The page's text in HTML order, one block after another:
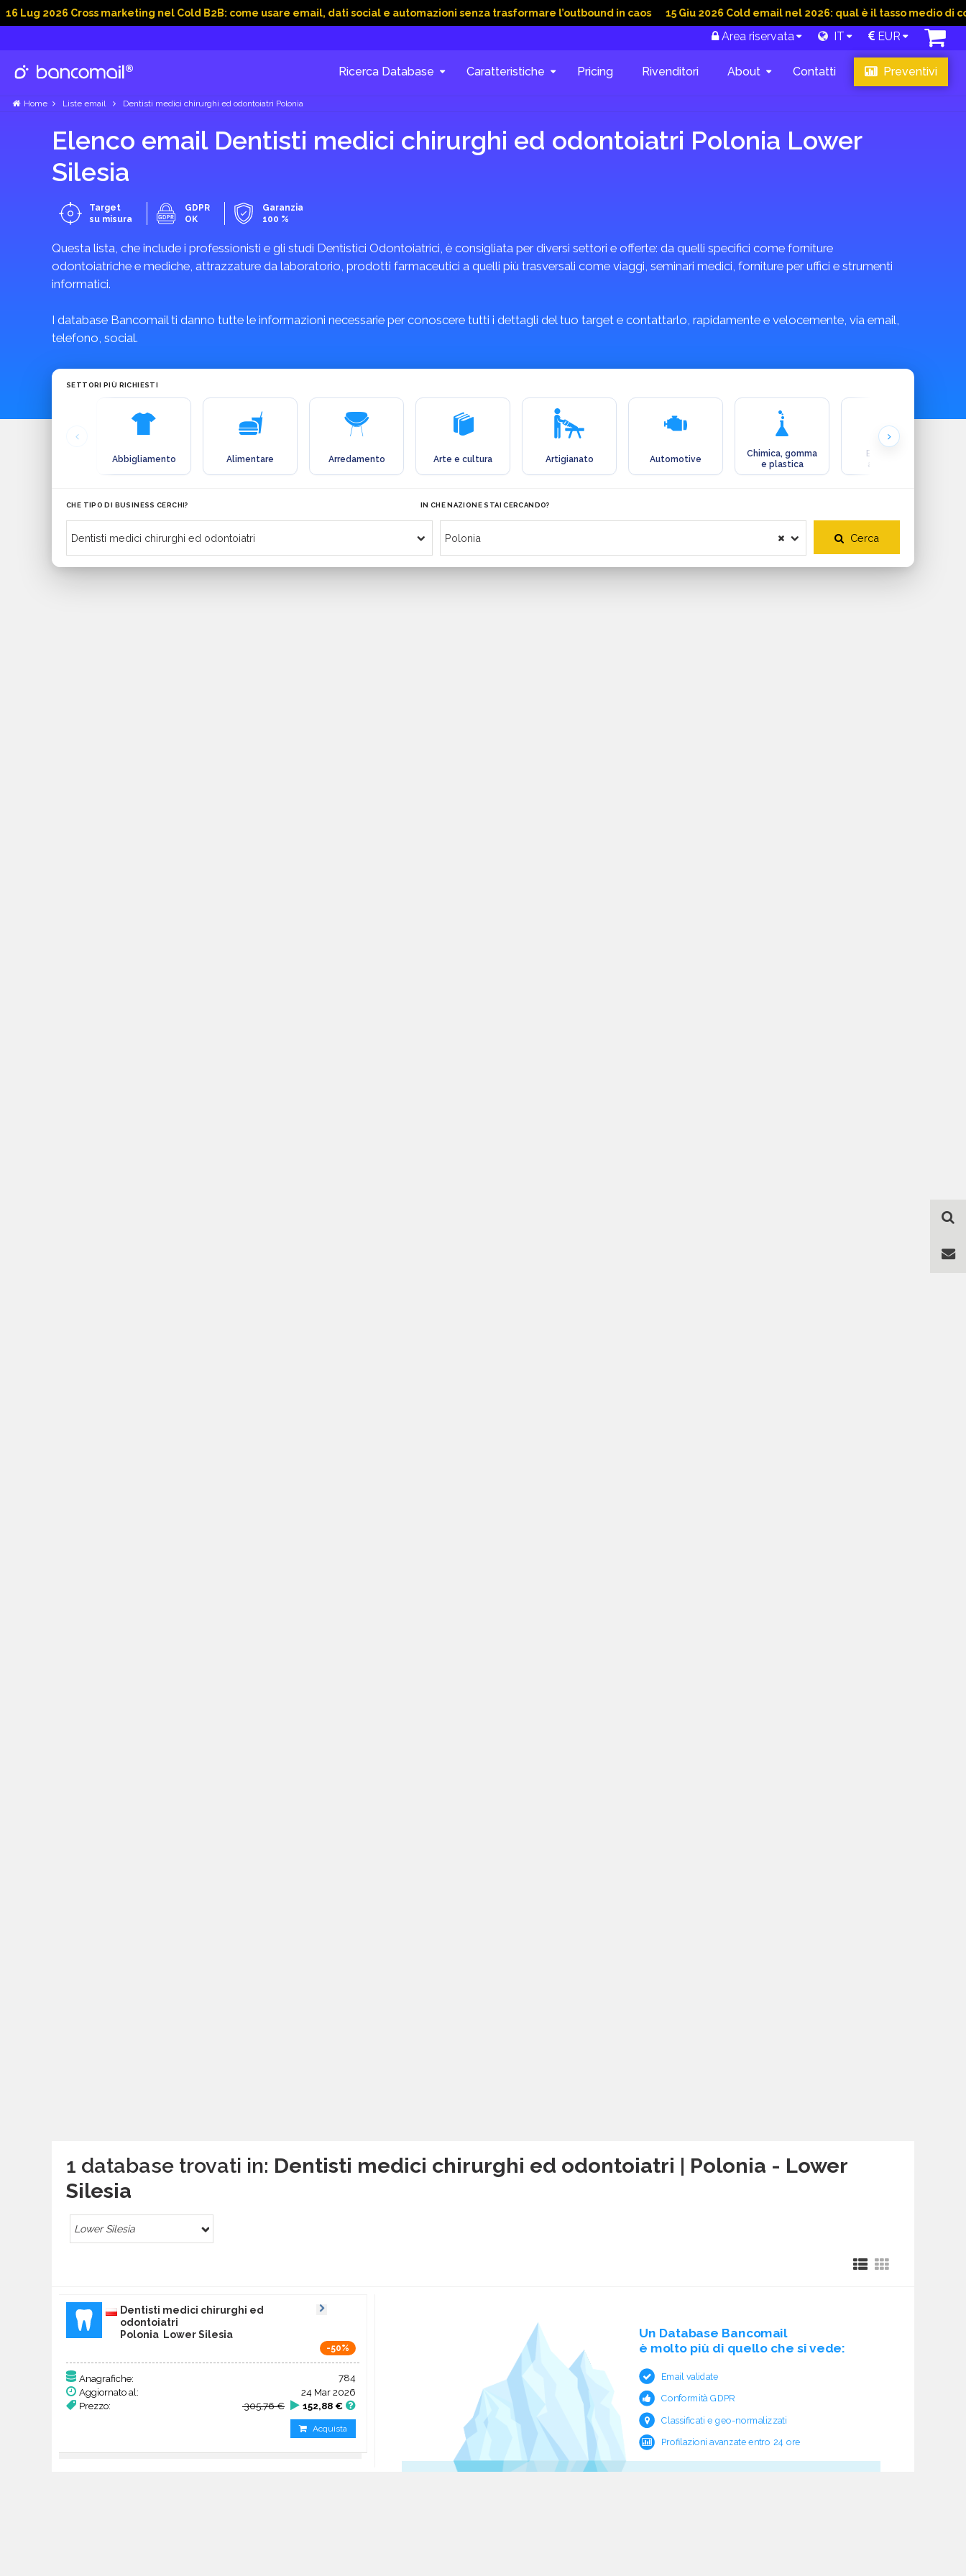
Cross marketing nel Cold B2B: come usare email, dati social e automazioni senza trasformare l’outbound in caos 15 Giu 2026 Cold email nel 2026: qual è il tasso medio di
Area riservata IT EUR
Ricerca Database Caratteristiche Pricing Rivenditori About Contatti Preventivi
Home Liste email Dentisti medici chirurghi ed odontoiatri Polonia
Elenco email Dentisti medici chirurghi ed odontoiatri Polonia Lower
Silesia
Target
su misura
GDPR
OK
Garanzia
100 %
Questa lista, che include i professionisti e gli studi Dentistici Odontoiatrici, è consigliata per diversi settori e offerte: da quelli specifici come forniture
odontoiatriche e mediche, attrazzature da laboratorio, prodotti farmaceutici a quelli più trasversali come viaggi, seminari medici, forniture per uffici e strumenti
informatici.
I database Bancomail ti danno tutte le informazioni necessarie per conoscere tutti i dettagli del tuo target e contattarlo, rapidamente e velocemente, via email,
telefono, social.
SETTORI PIÙ RICHIESTI
Abbigliamento Alimentare Arredamento Arte e cultura Artigianato Automotive
Chimica, gomma
e plastica
Ecologia e
ambiente
CHE TIPO DI BUSINESS CERCHI? IN CHE NAZIONE STAI CERCANDO?
Cerca
1 database trovati in: Dentisti medici chirurghi ed odontoiatri | Polonia - Lower
Silesia
Lower Silesia
Dentisti medici chirurghi ed
odontoiatri
Polonia Lower Silesia
-50%
Anagrafiche:
784
Aggiornato al:
24 Mar 2026
Prezzo:
305,76 € 152,88 €
Acquista
Un Database Bancomail
è molto più di quello che si vede:
Email validate
Conformità GDPR
Classificati e geo-normalizzati
Profilazioni avanzate entro 24 ore